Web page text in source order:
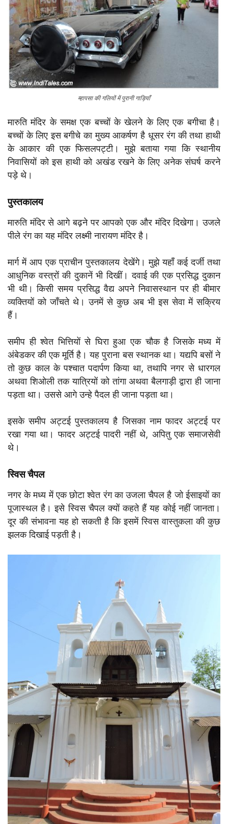
म्हापसा की गलियों में पुरानी गाड़ियाँ
मारुति मंदिर के समक्ष एक बच्चों के खेलने के लिए एक बगीचा है।
बच्चों के लिए इस बगीचे का मुख्य आकर्षण है धूसर रंग की तथा हाथी
के आकार की एक फिसलपट्टी। मुझे बताया गया कि स्थानीय
निवासियों को इस हाथी को अखंड रखने के लिए अनेक संघर्ष करने
पड़े थे।
पुस्तकालय
मारुति मंदिर से आगे बढ़ने पर आपको एक और मंदिर दिखेगा। उजले
पीले रंग का यह मंदिर लक्ष्मी नारायण मंदिर है।
मार्ग में आप एक प्राचीन पुस्तकालय देखेंगे। मुझे यहाँ कई दर्जी तथा
आधुनिक वस्त्रों की दुकानें भी दिखीं। दवाई की एक प्रसिद्ध दुकान
भी थी। किसी समय प्रसिद्ध वैद्य अपने निवासस्थान पर ही बीमार
व्यक्तियों को जाँचते थे। उनमें से कुछ अब भी इस सेवा में सक्रिय
हैं।
समीप ही श्वेत भित्तियों से घिरा हुआ एक चौक है जिसके मध्य में
अंबेडकर की एक मूर्ति है। यह पुराना बस स्थानक था। यद्यपि बसों ने
तो कुछ काल के पश्चात पदार्पण किया था, तथापि नगर से धारगल
अथवा शिओली तक यात्रियों को तांगा अथवा बैलगाड़ी द्वारा ही जाना
पड़ता था। उससे आगे उन्हे पैदल ही जाना पड़ता था।
इसके समीप अट्टई पुस्तकालय है जिसका नाम फादर अट्टई पर
रखा गया था। फादर अट्टई पादरी नहीं थे, अपितु एक समाजसेवी
थे।
स्विस चैपल
नगर के मध्य में एक छोटा श्वेत रंग का उजला चैपल है जो ईसाइयों का
पूजास्थल है। इसे स्विस चैपल क्यों कहते हैं यह कोई नहीं जानता।
दूर की संभावना यह हो सकती है कि इसमें स्विस वास्तुकला की कुछ
झलक दिखाई पड़ती है।